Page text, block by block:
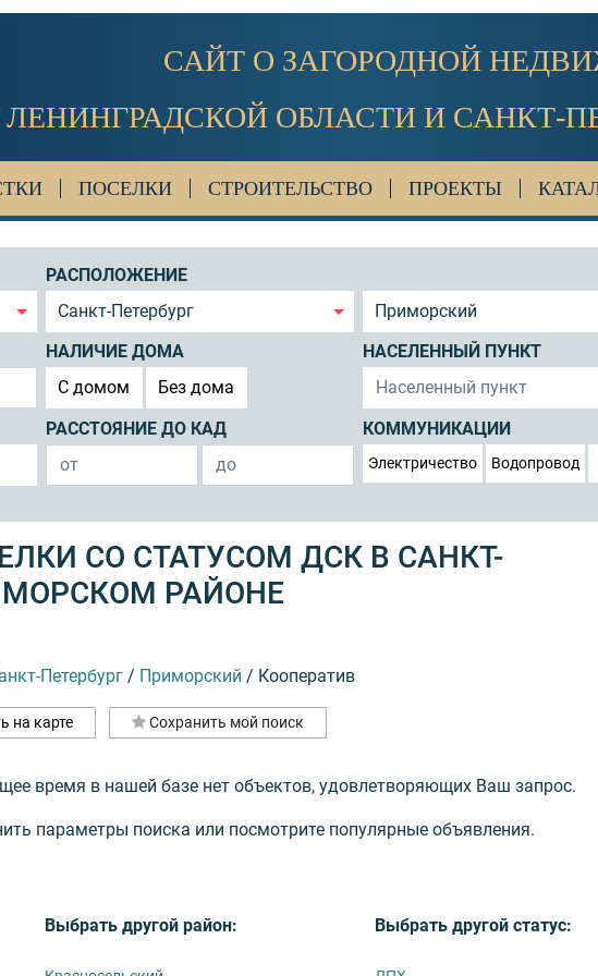
САЙТ О ЗАГОРОДНОЙ
ЛЕНИНГРАДСКОЙ ОБЛАСТИ И САНКТ-
ПОСЕЛКИ СТРОИТЕЛЬСТВО ПРОЕКТЫ
РАСПОЛОЖЕНИЕ
Санкт-Петербург
Приморский
НАЛИЧИЕ ДОМА
C домом
Без дома
НАСЕЛЕННЫЙ ПУНКТ
РАССТОЯНИЕ ДО КАД КОММУНИКАЦИИ
Электричество Водопровод
СО СТАТУСОМ ДСК В САНКТ-
РАЙОНЕ
Петербург / Приморский / Кооператив
на карте Сохранить мой поиск
время в нашей базе нет объектов, удовлетворяющих Ваш запрос.
параметры поиска или посмотрите популярные объявления.
Выбрать другой район: Выбрать другой статус: